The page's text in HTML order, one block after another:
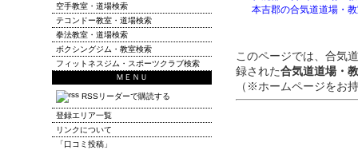
本吉郡の合気道道場・
このページでは、合気
録された合気道道場・
（※ホームページをお
空手教室・道場検索
テコンドー教室・道場検索
拳法教室・道場検索
ボクシングジム・教室検索
フィットネスジム・スポーツクラブ検索
ＭＥＮＵ
RSSリーダーで購読する
登録エリア一覧
リンクについて
「口コミ投稿」